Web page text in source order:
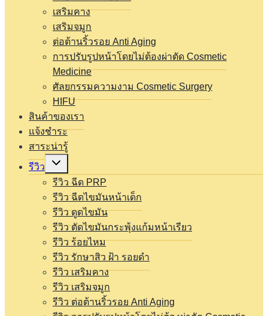
เสริมคาง
เสริมจมูก
ต่อต้านริ้วรอย Anti Aging
การปรับรูปหน้าโดยไม่ต้องผ่าตัด Cosmetic
Medicine
ศัลยกรรมความงาม Cosmetic Surgery
HIFU
สินค้าของเรา
แจ้งชำระ
สาระน่ารู้
รีวิว
Expand
menu
รีวิว ฉีด PRP
รีวิว ฉีดไขมันหน้าเด็ก
รีวิว ดูดไขมัน
รีวิว ตัดไขมันกระพุ้งแก้มหน้าเรียว
รีวิว ร้อยไหม
รีวิว รักษาสิว ฝ้า รอยดำ
รีวิว เสริมคาง
รีวิว เสริมจมูก
รีวิว ต่อต้านริ้วรอย Anti Aging